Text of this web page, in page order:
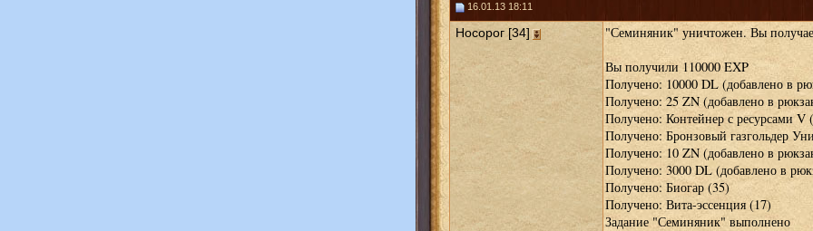
16.01.13 18:11
Носорог [34]
"Семиняник" уничтожен. Вы
Вы получили 110000 EXP
Получено: 10000 DL (добавлено в
Получено: 25 ZN (добавлено в
Получено: Контейнер с ресурсами V
Получено: Бронзовый газгольдер
Получено: 10 ZN (добавлено в
Получено: 3000 DL (добавлено в
Получено: Биогар (35)
Получено: Вита-эссенция (17)
Задание "Семиняник" выполнено